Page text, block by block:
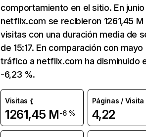
comportamiento en el sitio. En junio
netflix.com se recibieron 1261,45 M
visitas con una duración media de
de 15:17. En comparación con mayo
tráfico a netflix.com ha disminuido
-6,23 %.
Visitas
1261,45 M-6 %
Páginas / Visita
4,22